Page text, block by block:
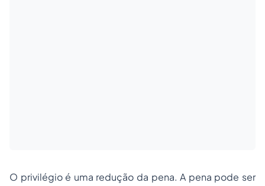
O privilégio é uma redução da pena. A pena pode ser